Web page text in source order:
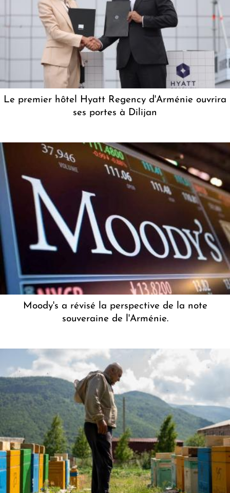
Le premier hôtel Hyatt Regency d'Arménie ouvrira
ses portes à Dilijan
Moody's a révisé la perspective de la note
souveraine de l'Arménie.